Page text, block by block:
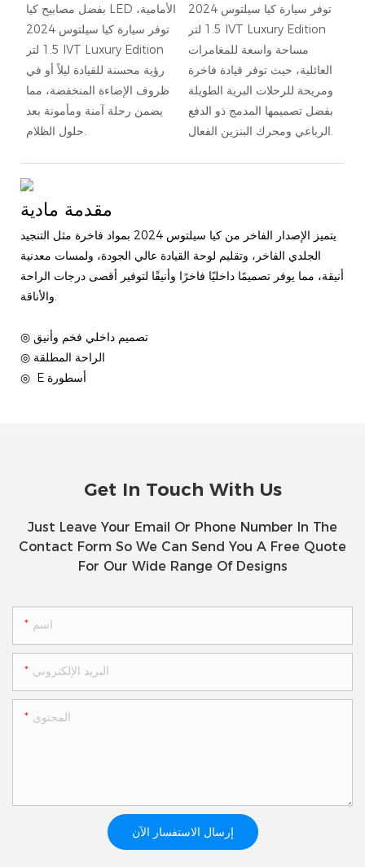
بفضل مصابيح كيا LED الأمامية،
توفر سيارة كيا سيلتوس 2024
1.5 لتر IVT Luxury Edition
رؤية محسنة للقيادة ليلاً أو في
ظروف الإضاءة المنخفضة، مما
يضمن رحلة آمنة ومأمونة بعد
توفر سيارة كيا سيلتوس 2024
1.5 لتر IVT Luxury Edition
مساحة واسعة للمغامرات
العائلية، حيث توفر قيادة فاخرة
ومريحة للرحلات البرية الطويلة
بفضل تصميمها المدمج ذو الدفع
مقدمة مادية
يتميز الإصدار الفاخر من كيا سيلتوس 2024 بمواد فاخرة مثل التنجيد
الجلدي الفاخر، وتقليم لوحة القيادة عالي الجودة، ولمسات معدنية
أنيقة، مما يوفر تصميمًا داخليًا فاخرًا وأنيقًا لتوفير أقصى درجات الراحة
والأناقة.
◎ تصميم داخلي فخم وأنيق
◎ الراحة المطلقة
◎ E أسطورة
Get In Touch With Us
Just Leave Your Email Or Phone Number In The
Contact Form So We Can Send You A Free Quote
For Our Wide Range Of Designs
اسم
البريد الإلكتروني
المحتوى
إرسال الاستفسار الآن